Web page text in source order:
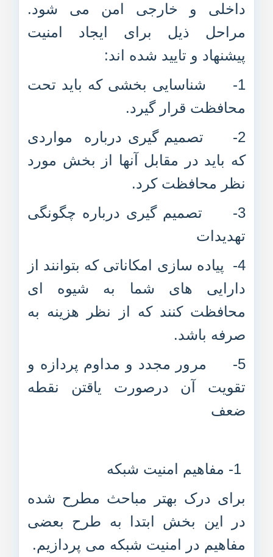
داخلی و خارجی امن می شود.
مراحل ذیل برای ایجاد امنیت
پیشنهاد و تایید شده اند:
1- شناسایی بخشی که باید تحت
محافظت قرار گیرد.
2- تصمیم گیری درباره مواردی
که باید در مقابل آنها از بخش مورد
نظر محافظت کرد.
3- تصمیم گیری درباره چگونگی
تهدیدات
4- پیاده سازی امکاناتی که بتوانند از
دارایی های شما به شیوه ای
محافظت کنند که از نظر هزینه به
صرفه باشد.
5- مرور مجدد و مداوم پردازه و
تقویت آن درصورت یاقتن نقطه
ضعف
برای درک بهتر مباحث مطرح شده
در این بخش ابتدا به طرح بعضی
مفاهیم در امنیت شبکه می پردازیم.